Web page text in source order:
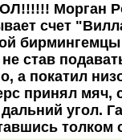
Морган
счет
став
а покатил
принял мяч,
угол.
толком